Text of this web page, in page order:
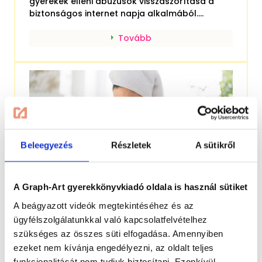
Beleegyezés Részletek A sütikről
A Graph-Art gyerekkönyvkiadó oldala is használ sütiket
A beágyazott videók megtekintéséhez és az
ügyfélszolgálatunkkal való kapcsolatfelvételhez
szükséges az összes süti elfogadása. Amennyiben
ezeket nem kívánja engedélyezni, az oldalt teljes
biztonságos internet napja alkalmából....
Tovább
Fogmosás gyerekeknek: így tanítsd
meg rá!